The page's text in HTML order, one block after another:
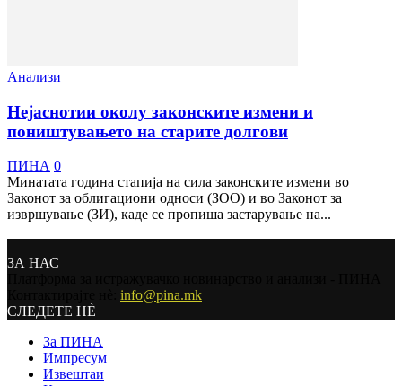
Анализи
Нејаснотии околу законските измени и
поништувањето на старите долгови
ПИНА 0
Минатата година стапија на сила законските измени во
Законот за облигациони односи (ЗОО) и во Законот за
извршување (ЗИ), каде се пропиша застарување на...
ЗА НАС
info@pina.mk
СЛЕДЕТЕ НЀ
За ПИНА
Импресум
Извештаи